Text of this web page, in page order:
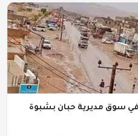
في سوق مديرية حبان بشبوة